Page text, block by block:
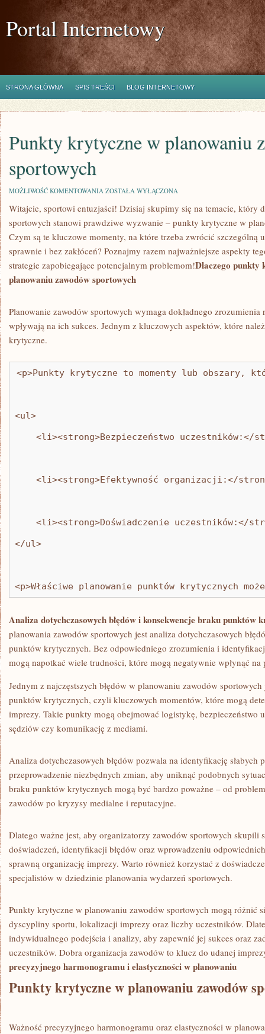
Portal Internetowy
STRONA GŁÓWNA SPIS TREŚCI BLOG INTERNETOWY
Punkty krytyczne w planowaniu
sportowych
MOŻLIWOŚĆ KOMENTOWANIA PUNKTY
W
PLANOWANIU
ZAWODÓW
SPORTOWYCH
ZOSTAŁA WYŁĄCZONA
Witajcie, sportowi ⁣entuzjaści! Dzisiaj‍ skupimy się na ​temacie, który
sportowych stanowi prawdziwe⁣ wyzwanie – punkty krytyczne w
Czym ⁤są te kluczowe momenty, na które trzeba zwrócić szczególną
sprawnie i bez zakłóceń? Poznajmy razem najważniejsze aspekty
strategie zapobiegające potencjalnym⁤ problemom!Dlaczego punkty
planowaniu zawodów sportowych
Planowanie zawodów sportowych wymaga dokładnego
wpływają na ich sukces. Jednym z kluczowych aspektów, ⁤które
krytyczne.
<p>Punkty krytyczne to momenty lub obszary,
<ul>
<li><strong>Bezpieczeństwo uczestników:</
<li><strong>Efektywność organizacji:</
<li><strong>Doświadczenie uczestników:</
</ul>
<p>Właściwe planowanie punktów krytycznych
Analiza dotychczasowych błędów⁢ i ​konsekwencje braku punktów
planowania zawodów sportowych jest analiza dotychczasowych
punktów krytycznych. Bez odpowiedniego zrozumienia i
mogą ⁤napotkać ​wiele ⁢trudności,​ które‍ mogą negatywnie‌ wpłynąć na
Jednym z najczęstszych błędów w planowaniu zawodów
punktów krytycznych, czyli⁣ kluczowych momentów, które mogą
imprezy. Takie punkty mogą obejmować logistykę, bezpieczeństwo
sędziów czy komunikację z mediami.
Analiza ⁤dotychczasowych błędów pozwala na​ identyfikację
przeprowadzenie‌ niezbędnych‌ zmian, aby⁤ uniknąć podobnych
braku punktów krytycznych mogą być bardzo poważne – od
zawodów po‍ kryzysy medialne i reputacyjne.
Dlatego ważne jest, ⁤aby organizatorzy​ zawodów ⁢sportowych skupili‌
doświadczeń,⁣ identyfikacji błędów oraz ‌wprowadzeniu
sprawną organizację imprezy. Warto również korzystać z
specjalistów w dziedzinie planowania wydarzeń sportowych.
Punkty krytyczne w⁢ planowaniu zawodów sportowych mogą ⁢różnić
dyscypliny sportu, lokalizacji imprezy oraz liczby uczestników.
⁢indywidualnego podejścia i​ analizy, ‍aby zapewnić jej sukces ⁤oraz
uczestników. Dobra ‌organizacja zawodów ‌to klucz do udanej
precyzyjnego​ harmonogramu i elastyczności w planowaniu
Punkty krytyczne w planowaniu ‍zawodów
Ważność ⁤precyzyjnego⁢ harmonogramu oraz elastyczności w